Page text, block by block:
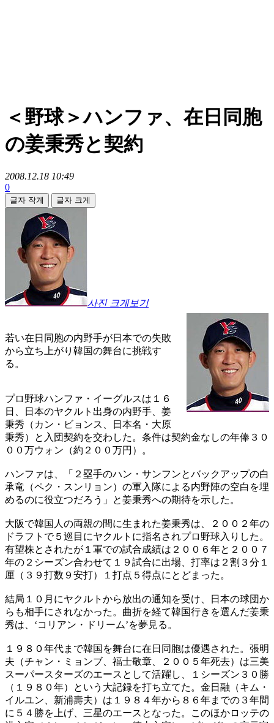
＜野球＞ハンファ、在日同胞
の姜秉秀と契約
2008.12.18 10:49
0
글자 작게 글자 크게
사진 크게보기
若い在日同胞の内野手が日本での失敗
から立ち上がり韓国の舞台に挑戦す
る。
プロ野球ハンファ・イーグルスは１６
日、日本のヤクルト出身の内野手、姜
秉秀（カン・ビョンス、日本名・大原
秉秀）と入団契約を交わした。条件は契約金なしの年俸３０
００万ウォン（約２００万円）。
ハンファは、「２塁手のハン・サンフンとバックアップの白
承竜（ペク・スンリョン）の軍入隊による内野陣の空白を埋
めるのに役立つだろう」と姜秉秀への期待を示した。
大阪で韓国人の両親の間に生まれた姜秉秀は、２００２年の
ドラフトで５巡目にヤクルトに指名されプロ野球入りした。
有望株とされたが１軍での試合成績は２００６年と２００７
年の２シーズン合わせて１９試合に出場、打率は２割３分１
厘（３９打数９安打）１打点５得点にとどまった。
結局１０月にヤクルトから放出の通知を受け、日本の球団か
らも相手にされなかった。曲折を経て韓国行きを選んだ姜秉
秀は、‘コリアン・ドリーム’を夢見る。
１９８０年代まで韓国を舞台に在日同胞は優遇された。張明
夫（チャン・ミョンブ、福士敬章、２００５年死去）は三美
スーパースターズのエースとして活躍し、１シーズン３０勝
（１９８０年）という大記録を打ち立てた。金日融（キム・
イルユン、新浦壽夫）は１９８４年から８６年までの３年間
に５４勝を上げ、三星のエースとなった。このほかロッテの